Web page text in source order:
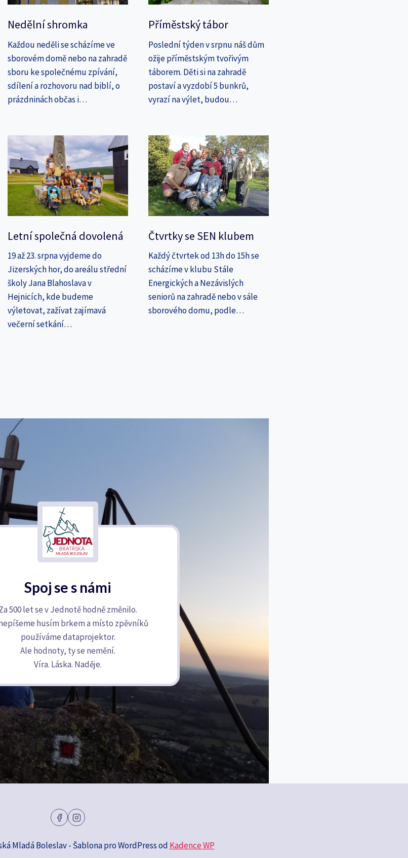
Nedělní shromka
Každou neděli se scházíme ve
sborovém domě nebo na zahradě
sboru ke společnému zpívání,
sdílení a rozhovoru nad biblí, o
prázdninách občas i…
Příměstský tábor
Poslední týden v srpnu náš dům
ožije příměstským tvořivým
táborem. Děti si na zahradě
postaví a vyzdobí 5 bunkrů,
vyrazí na výlet, budou…
Letní společná dovolená
19 až 23. srpna vyjdeme do
Jizerských hor, do areálu střední
školy Jana Blahoslava v
Hejnicích, kde budeme
výletovat, zažívat zajímavá
večerní setkání…
Čtvrtky se SEN klubem
Každý čtvrtek od 13h do 15h se
scházíme v klubu Stále
Energických a Nezávislých
seniorů na zahradě nebo v sále
sborového domu, podle…
Spoj se s námi
500 let se v Jednotě hodně změnilo.
husím brkem a místo zpěvníků
používáme dataprojektor.
Ale hodnoty, ty se nemění.
Víra. Láska. Naděje.
Mladá Boleslav - Šablona pro WordPress od Kadence WP